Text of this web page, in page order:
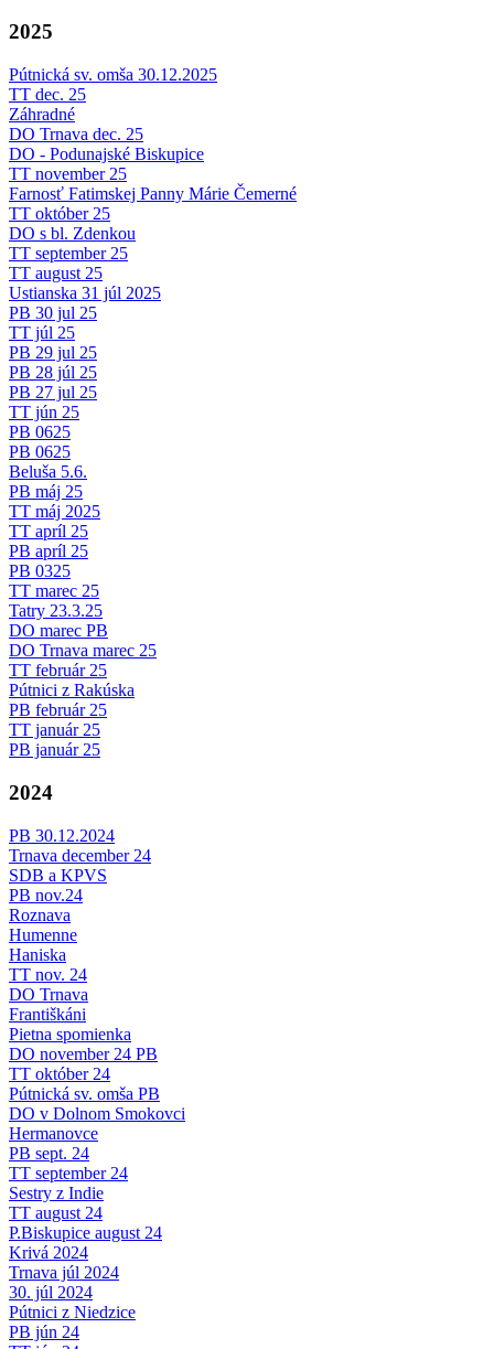
2025
Pútnická sv. omša 30.12.2025
TT dec. 25
Záhradné
DO Trnava dec. 25
DO - Podunajské Biskupice
TT november 25
Farnosť Fatimskej Panny Márie Čemerné
TT október 25
DO s bl. Zdenkou
TT september 25
TT august 25
Ustianska 31 júl 2025
PB 30 jul 25
TT júl 25
PB 29 jul 25
PB 28 júl 25
PB 27 jul 25
TT jún 25
PB 0625
PB 0625
Beluša 5.6.
PB máj 25
TT máj 2025
TT apríl 25
PB apríl 25
PB 0325
TT marec 25
Tatry 23.3.25
DO marec PB
DO Trnava marec 25
TT február 25
Pútnici z Rakúska
PB február 25
TT január 25
PB január 25
2024
PB 30.12.2024
Trnava december 24
SDB a KPVS
PB nov.24
Roznava
Humenne
Haniska
TT nov. 24
DO Trnava
Františkáni
Pietna spomienka
DO november 24 PB
TT október 24
Pútnická sv. omša PB
DO v Dolnom Smokovci
Hermanovce
PB sept. 24
TT september 24
Sestry z Indie
TT august 24
P.Biskupice august 24
Krivá 2024
Trnava júl 2024
30. júl 2024
Pútnici z Niedzice
PB jún 24